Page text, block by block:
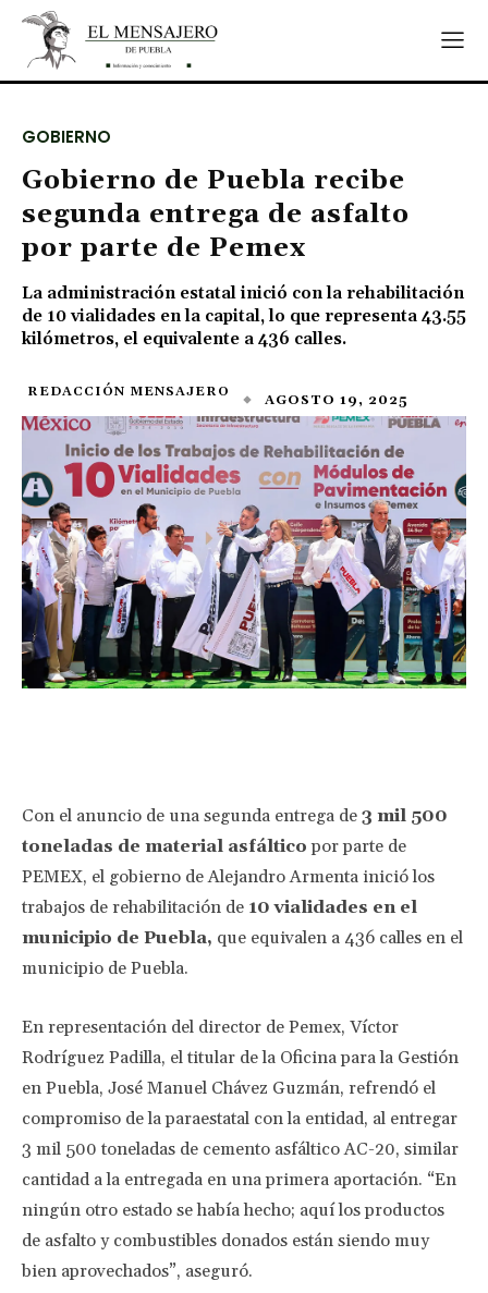
GOBIERNO
Gobierno de Puebla recibe
segunda entrega de asfalto
por parte de Pemex
La administración estatal inició con la rehabilitación
de 10 vialidades en la capital, lo que representa 43.55
kilómetros, el equivalente a 436 calles.
REDACCIÓN MENSAJERO AGOSTO 19, 2025
Con el anuncio de una segunda entrega de 3 mil 500
toneladas de material asfáltico por parte de
PEMEX, el gobierno de Alejandro Armenta inició los
trabajos de rehabilitación de 10 vialidades en el
municipio de Puebla, que equivalen a 436 calles en el
municipio de Puebla.
En representación del director de Pemex, Víctor
Rodríguez Padilla, el titular de la Oficina para la Gestión
en Puebla, José Manuel Chávez Guzmán, refrendó el
compromiso de la paraestatal con la entidad, al entregar
3 mil 500 toneladas de cemento asfáltico AC-20, similar
cantidad a la entregada en una primera aportación. “En
ningún otro estado se había hecho; aquí los productos
de asfalto y combustibles donados están siendo muy
bien aprovechados”, aseguró.